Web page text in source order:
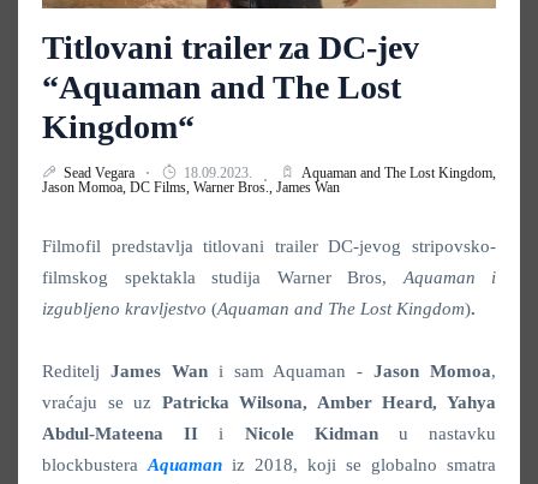
Titlovani trailer za DC-jev
“Aquaman and The Lost
Kingdom“
Sead Vegara 18.09.2023.
Aquaman and The Lost Kingdom,
Jason Momoa, DC Films, Warner Bros., James Wan
Filmofil predstavlja titlovani trailer DC-jevog stripovsko-
filmskog spektakla studija Warner Bros,
Aquaman i
izgubljeno kravljestvo (Aquaman and The Lost Kingdom).
Reditelj James Wani sam Aquaman -Jason Momoa,
vraćaju se uz Patricka Wilsona, Amber Heard, Yahya
Abdul-Mateena II i Nicole Kidmanu nastavku
blockbustera Aquaman iz 2018, koji se globalno smatra